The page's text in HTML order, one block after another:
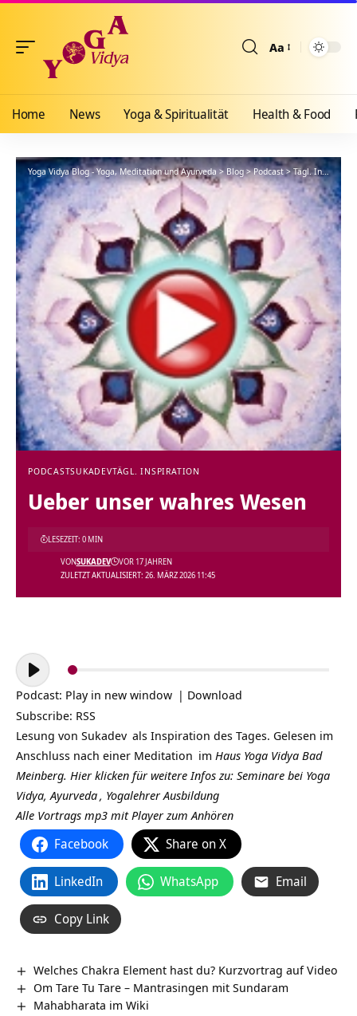
Aa
Home News Yoga & Spiritualität Health & Food
Yoga Vidya Blog - Yoga, Meditation und Ayurveda>Blog>Podcast>Tägl. Inspiration
PODCASTSUKADEVTÄGL. INSPIRATION
Ueber unser wahres Wesen
ZULETZT AKTUALISIERT: 26. MÄRZ 2026 11:45
VONSUKADEV VOR 17 JAHREN
LESEZEIT: 0 MIN
Audio-
Player
Podcast: Play in new window | Download
Subscribe: RSS
Lesung von Sukadev als Inspiration des Tages. Gelesen im
Anschluss nach einer Meditation im Haus Yoga Vidya Bad
Meinberg. Hier klicken für weitere Infos zu: Seminare bei Yoga
Vidya,Ayurveda, Yogalehrer Ausbildung
Alle Vortrags mp3 mit Player zum Anhören
Facebook Share on X
LinkedIn WhatsApp Email
Copy Link
Welches Chakra Element hast du? Kurzvortrag auf Video
Om Tare Tu Tare – Mantrasingen mit Sundaram
Mahabharata im Wiki